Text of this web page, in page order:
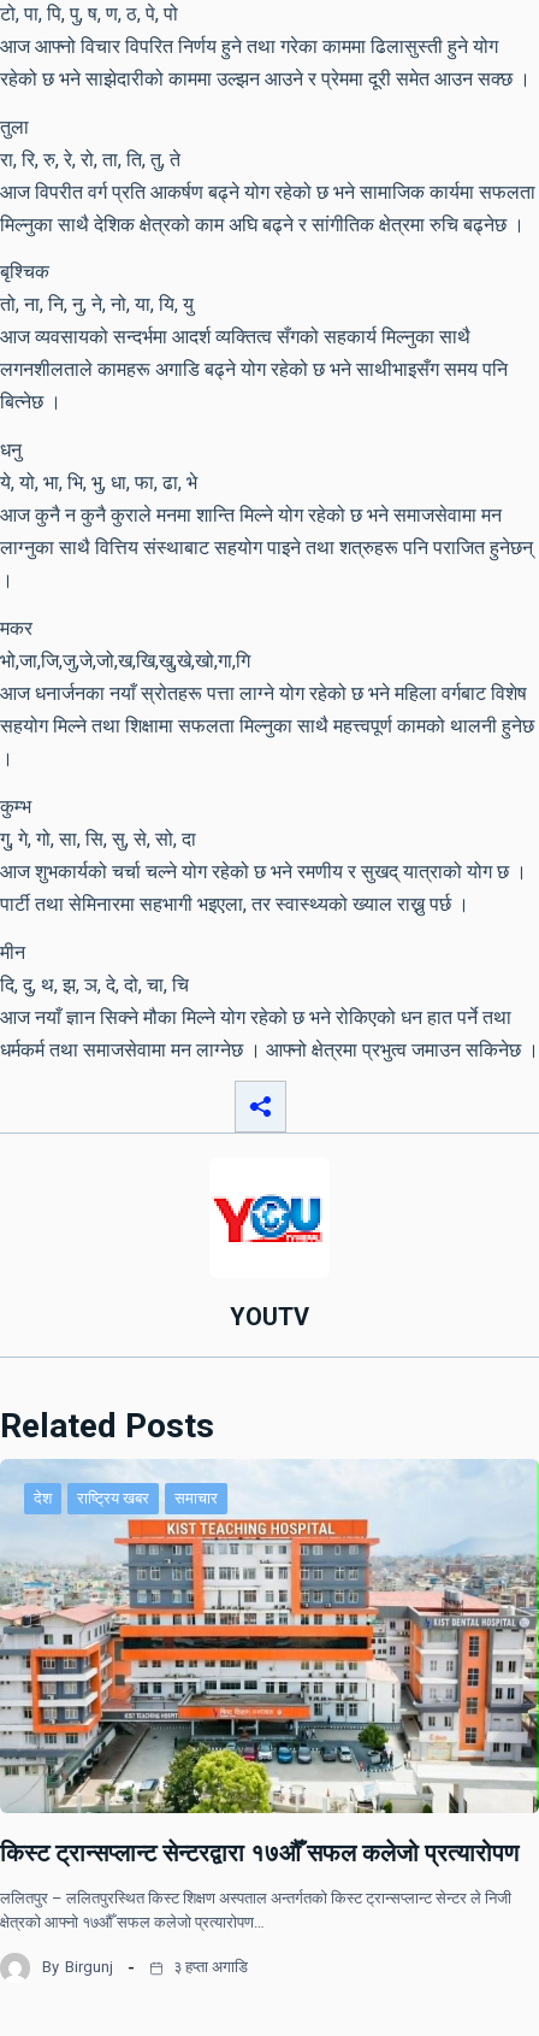
टो, पा, पि, पु, ष, ण, ठ, पे, पो
आज आफ्नो विचार विपरित निर्णय हुने तथा गरेका काममा ढिलासुस्ती हुने योग
रहेको छ भने साझेदारीको काममा उल्झन आउने र प्रेममा दूरी समेत आउन सक्छ ।
तुला
रा, रि, रु, रे, रो, ता, ति, तु, ते
आज विपरीत वर्ग प्रति आकर्षण बढ्ने योग रहेको छ भने सामाजिक कार्यमा सफलता
मिल्नुका साथै देशिक क्षेत्रको काम अघि बढ्ने र सांगीतिक क्षेत्रमा रुचि बढ्नेछ ।
बृश्चिक
तो, ना, नि, नु, ने, नो, या, यि, यु
आज व्यवसायको सन्दर्भमा आदर्श व्यक्तित्व सँगको सहकार्य मिल्नुका साथै
लगनशीलताले कामहरू अगाडि बढ्ने योग रहेको छ भने साथीभाइसँग समय पनि
बित्नेछ ।
धनु
ये, यो, भा, भि, भु, धा, फा, ढा, भे
आज कुनै न कुनै कुराले मनमा शान्ति मिल्ने योग रहेको छ भने समाजसेवामा मन
लाग्नुका साथै वित्तिय संस्थाबाट सहयोग पाइने तथा शत्रुहरू पनि पराजित हुनेछन्
।
मकर
भो,जा,जि,जु,जे,जो,ख,खि,खु,खे,खो,गा,गि
आज धनार्जनका नयाँ स्रोतहरू पत्ता लाग्ने योग रहेको छ भने महिला वर्गबाट विशेष
सहयोग मिल्ने तथा शिक्षामा सफलता मिल्नुका साथै महत्त्वपूर्ण कामको थालनी हुनेछ
।
कुम्भ
गु, गे, गो, सा, सि, सु, से, सो, दा
आज शुभकार्यको चर्चा चल्ने योग रहेको छ भने रमणीय र सुखद् यात्राको योग छ ।
पार्टी तथा सेमिनारमा सहभागी भइएला, तर स्वास्थ्यको ख्याल राख्नु पर्छ ।
मीन
दि, दु, थ, झ, ञ, दे, दो, चा, चि
आज नयाँ ज्ञान सिक्ने मौका मिल्ने योग रहेको छ भने रोकिएको धन हात पर्ने तथा
धर्मकर्म तथा समाजसेवामा मन लाग्नेछ । आफ्नो क्षेत्रमा प्रभुत्व जमाउन सकिनेछ ।
YOUTV
Related Posts
देश राष्ट्रिय खबर समाचार
किस्ट ट्रान्सप्लान्ट सेन्टरद्वारा १७औँ सफल कलेजो प्रत्यारोपण
ललितपुर – ललितपुरस्थित किस्ट शिक्षण अस्पताल अन्तर्गतको किस्ट ट्रान्सप्लान्ट सेन्टर ले निजी
क्षेत्रको आफ्नो १७औँ सफल कलेजो प्रत्यारोपण…
By Birgunj ३ हप्ता अगाडि